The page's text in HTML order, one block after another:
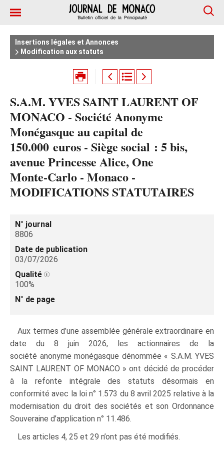
Insertions légales et Annonces
Modification aux statuts
S.A.M. YVES SAINT LAURENT OF
MONACO - Société Anonyme
Monégasque au capital de
150.000 euros - Siège social : 5 bis,
avenue Princesse Alice, One
Monte‑Carlo - Monaco -
MODIFICATIONS STATUTAIRES
N° journal
8806
Date de publication
03/07/2026
Qualité
100%
N° de page
Aux termes d’une assemblée générale extraordinaire en
date du 8 juin 2026, les actionnaires de la
société anonyme monégasque dénommée « S.A.M. YVES
SAINT LAURENT OF MONACO » ont décidé de procéder
à la refonte intégrale des statuts désormais en
conformité avec la loi n° 1.573 du 8 avril 2025 relative à la
modernisation du droit des sociétés et son Ordonnance
Souveraine d’application n° 11.486.
Les articles 4, 25 et 29 n’ont pas été modifiés.